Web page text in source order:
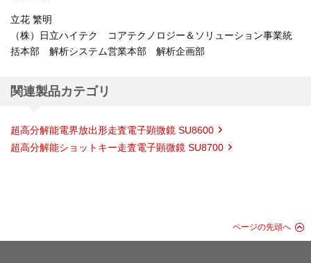
立花 繁明
（株）日立ハイテク コアテクノロジー＆ソリューション事業統
括本部 解析システム営業本部 解析企画部
関連製品カテゴリ
超高分解能電界放出形走査電子顕微鏡 SU8600
超高分解能ショットキー走査電子顕微鏡 SU8700
ページの先頭へ